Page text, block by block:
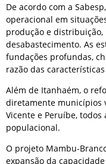
De acordo com a
operacional em
produção e
desabastecimento. As
fundações profundas,
razão das
Além de Itanhaém, o
diretamente municípios
Vicente e Peruíbe,
populacional.
O projeto Mambu-
expansão da